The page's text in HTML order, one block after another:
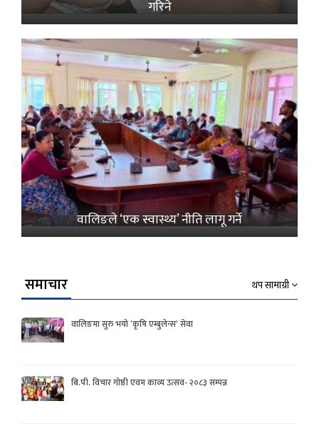
गरिने
वालिङले ‘एक स्वास्थ्य’ नीति लागू गर्ने
समाचार थप सामाग्री
वालिङमा सुरु भयो ‘कृषि एम्बुलेन्स’ सेवा
बि.पी. विचार गोष्ठी एवम काव्य उत्सव- २०८३ सम्पन्न